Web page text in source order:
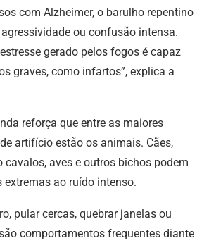
com Alzheimer, o barulho repentino
ou confusão intensa.
gerado pelos fogos é capaz
graves, como infartos”, explica a
reforça que entre as maiores
artifício estão os animais. Cães,
cavalos, aves e outros bichos podem
extremas ao ruído intenso.
pular cercas, quebrar janelas ou
comportamentos frequentes diante